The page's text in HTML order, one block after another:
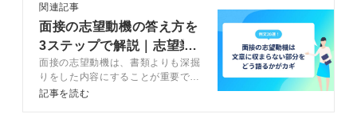
志望動機は「なぜその会社に魅力を感じたのか」という
動機面が中心です。価値観や経験と、企業の事業内容、
文化、ビジョンとの接点を語るイメージです。
一方、入社後にやりたいことは「その環境でどんなこと
に挑戦し、どんな成果を出したいか」という未来の行動
関連記事
面接の志望動機の答え方を
3ステップで解説｜志望業
界別の例文20選
面接の志望動機は、書類よりも深掘
りをした内容にすることが重要で
す。面接で志望動機を答えるための
記事を読む